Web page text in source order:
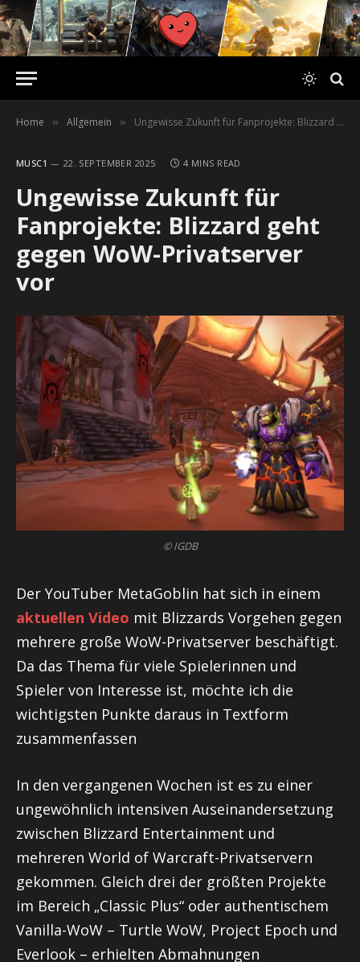
Home » Allgemein » Ungewisse Zukunft für Fanprojekte: Blizzard geht gegen WoW-Privatserver vor
MUSC1 22. SEPTEMBER 2025 4 MINS READ
Ungewisse Zukunft für
Fanprojekte: Blizzard geht
gegen WoW-Privatserver
vor
© IGDB
Der YouTuber MetaGoblin hat sich in einem
aktuellen Video mit Blizzards Vorgehen gegen
mehrere große WoW-Privatserver beschäftigt.
Da das Thema für viele Spielerinnen und
Spieler von Interesse ist, möchte ich die
wichtigsten Punkte daraus in Textform
zusammenfassen
In den vergangenen Wochen ist es zu einer
ungewöhnlich intensiven Auseinandersetzung
zwischen Blizzard Entertainment und
mehreren World of Warcraft-Privatservern
gekommen. Gleich drei der größten Projekte
im Bereich „Classic Plus“ oder authentischem
Vanilla-WoW – Turtle WoW, Project Epoch und
Everlook – erhielten Abmahnungen